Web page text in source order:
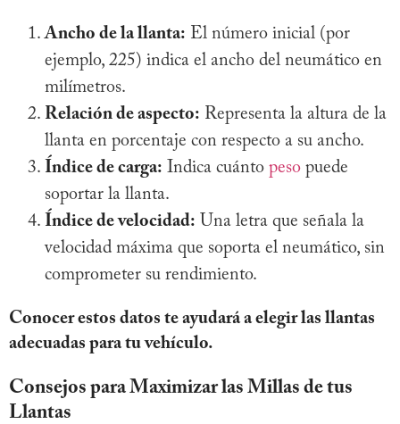
Ancho de la llanta: El número inicial (por
ejemplo, 225) indica el ancho del neumático en
milímetros.
Relación de aspecto: Representa la altura de la
llanta en porcentaje con respecto a su ancho.
Índice de carga: Indica cuánto peso puede
soportar la llanta.
Índice de velocidad: Una letra que señala la
velocidad máxima que soporta el neumático, sin
comprometer su rendimiento.
Conocer estos datos te ayudará a elegir las llantas
adecuadas para tu vehículo.
Consejos para Maximizar las Millas de tus
Llantas